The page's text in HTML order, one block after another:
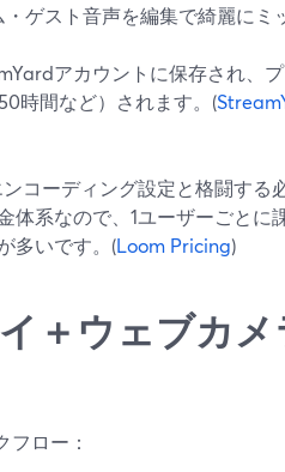
ゲスト音声を編集で綺麗にミ
アカウントに保存され、
時間など）されます。(
コーディング設定と格闘する
系なので、1ユーザーごとに
多いです。(Loom Pricing)
＋ウェブカメ
ロー：